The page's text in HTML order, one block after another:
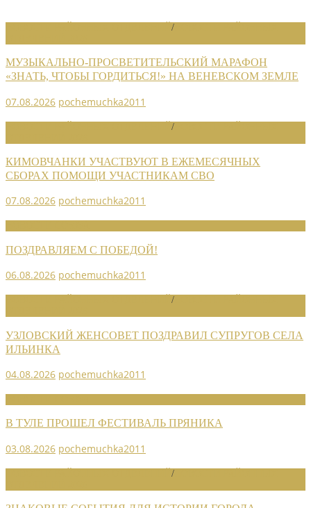
/
МУЗЫКАЛЬНО-ПРОСВЕТИТЕЛЬСКИЙ МАРАФОН
«ЗНАТЬ, ЧТОБЫ ГОРДИТЬСЯ!» НА ВЕНЕВСКОМ ЗЕМЛЕ
07.08.2026 pochemuchka2011
/
КИМОВЧАНКИ УЧАСТВУЮТ В ЕЖЕМЕСЯЧНЫХ
СБОРАХ ПОМОЩИ УЧАСТНИКАМ СВО
07.08.2026 pochemuchka2011
ПОЗДРАВЛЯЕМ С ПОБЕДОЙ!
06.08.2026 pochemuchka2011
/
УЗЛОВСКИЙ ЖЕНСОВЕТ ПОЗДРАВИЛ СУПРУГОВ СЕЛА
ИЛЬИНКА
04.08.2026 pochemuchka2011
В ТУЛЕ ПРОШЕЛ ФЕСТИВАЛЬ ПРЯНИКА
03.08.2026 pochemuchka2011
/